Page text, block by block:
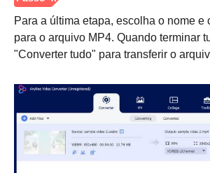
Para a última etapa, escolha o nome e
para o arquivo MP4. Quando terminar
"Converter tudo" para transferir o